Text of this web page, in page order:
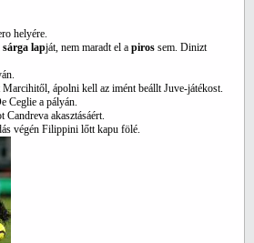
helyére.
sárga lapját, nem maradt el a piros sem. Dinizt
ápolni kell az imént beállt Juve-játékost.
Ceglie a pályán.
Candreva akasztásáért.
végén Filippini lőtt kapu fölé.